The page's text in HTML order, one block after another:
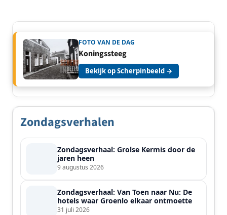
FOTO VAN DE DAG
Koningssteeg
Bekijk op Scherpinbeeld →
Zondagsverhalen
Zondagsverhaal: Grolse Kermis door de
jaren heen
9 augustus 2026
Zondagsverhaal: Van Toen naar Nu: De
hotels waar Groenlo elkaar ontmoette
31 juli 2026